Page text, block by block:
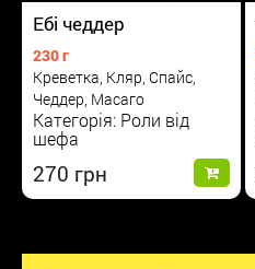
Ебі чеддер
230 г
Креветка, Кляр, Спайс,
Чеддер, Масаго
Категорія: Роли від
шефа
270